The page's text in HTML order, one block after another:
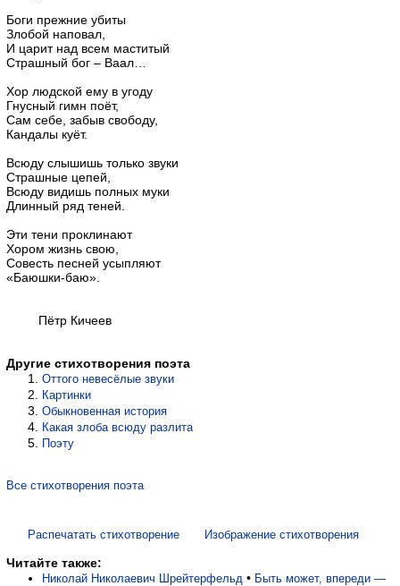
Боги прежние убиты
Злобой наповал,
И царит над всем маститый
Страшный бог – Ваал…
Хор людской ему в угоду
Гнусный гимн поёт,
Сам себе, забыв свободу,
Кандалы куёт.
Всюду слышишь только звуки
Страшные цепей,
Всюду видишь полных муки
Длинный ряд теней.
Эти тени проклинают
Хором жизнь свою,
Совесть песней усыпляют
«Баюшки-баю».
Пётр Кичеев
Другие стихотворения поэта
Оттого невесёлые звуки
Картинки
Обыкновенная история
Какая злоба всюду разлита
Поэту
Все стихотворения поэта
Распечатать стихотворение Изображение стихотворения
Читайте также:
Николай Николаевич Шрейтерфельд • Быть может, впереди —